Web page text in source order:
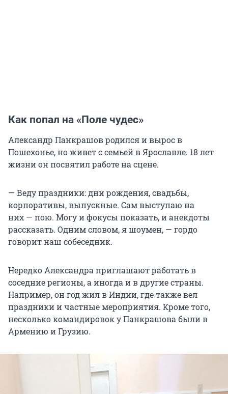
Как попал на «Поле чудес»
Александр Панкрашов родился и вырос в
Пошехонье, но живет с семьей в Ярославле. 18 лет
жизни он посвятил работе на сцене.
— Веду праздники: дни рождения, свадьбы,
корпоративы, выпускные. Сам выступаю на
них — пою. Могу и фокусы показать, и анекдоты
рассказать. Одним словом, я шоумен, — гордо
говорит наш собеседник.
Нередко Александра приглашают работать в
соседние регионы, а иногда и в другие страны.
Например, он год жил в Индии, где также вел
праздники и частные мероприятия. Кроме того,
несколько командировок у Панкрашова были в
Армению и Грузию.